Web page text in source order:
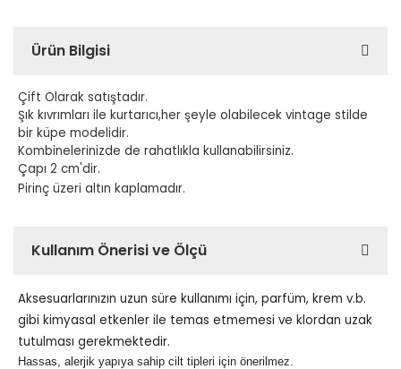
Ürün Bilgisi
Çift Olarak satıştadır.
Şık kıvrımları ile kurtarıcı,her şeyle olabilecek vintage stilde
bir küpe modelidir.
Kombinelerinizde de rahatlıkla kullanabilirsiniz.
Çapı 2 cm'dir.
Pirinç üzeri altın kaplamadır.
Kullanım Önerisi ve Ölçü
Aksesuarlarınızın uzun süre kullanımı için, parfüm, krem v.b.
gibi kimyasal etkenler ile temas etmemesi ve klordan uzak
tutulması gerekmektedir.
Hassas, alerjik yapıya sahip cilt tipleri için önerilmez.